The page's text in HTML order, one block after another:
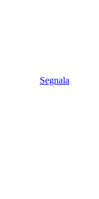
Segnala